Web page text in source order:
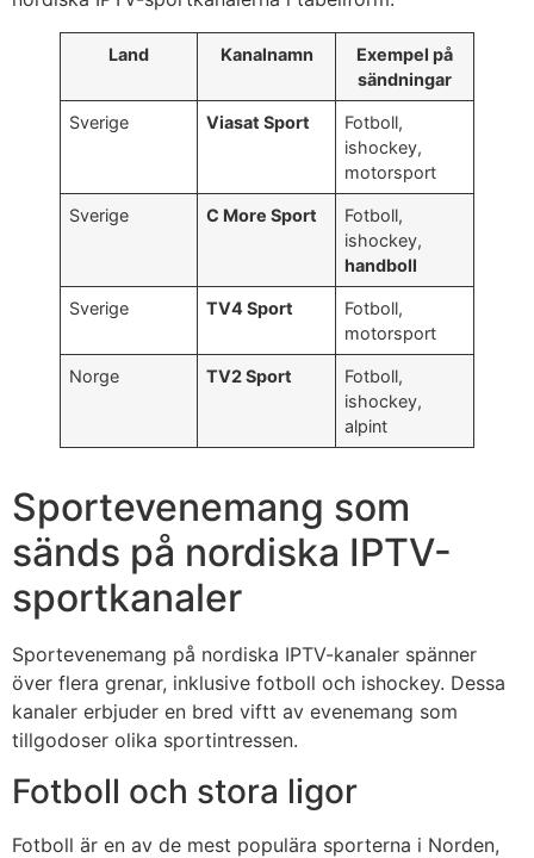
Land Kanalnamn
Exempel på
sändningar
Sverige Viasat Sport
Fotboll,
ishockey,
motorsport
Sverige C More Sport
Fotboll,
ishockey,
handboll
Sverige TV4 Sport
Fotboll,
motorsport
Norge TV2 Sport
Fotboll,
ishockey,
alpint
Sportevenemang som
sänds på nordiska IPTV-
sportkanaler
Sportevenemang på nordiska IPTV-kanaler spänner
över flera grenar, inklusive fotboll och ishockey. Dessa
kanaler erbjuder en bred viftt av evenemang som
tillgodoser olika sportintressen.
Fotboll och stora ligor
Fotboll är en av de mest populära sporterna i Norden,